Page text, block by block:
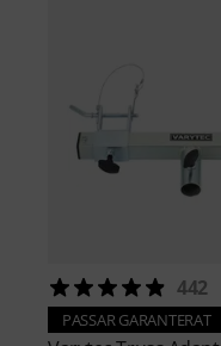
442
PASSAR GARANTERAT